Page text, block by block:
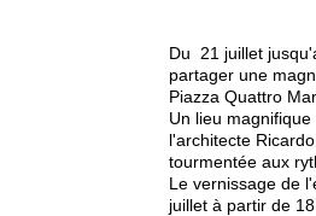
Du 21 juillet
partager une
Piazza Quattro
Un lieu
l'architecte
tourmentée aux
Le vernissage de
juillet à partir de